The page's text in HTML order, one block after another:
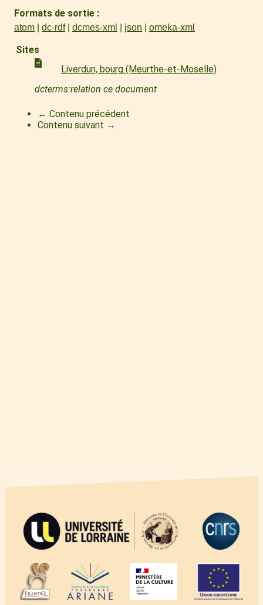
Formats de sortie
atom dc-rdf dcmes-xml json omeka-xml
Sites
Liverdun, bourg (Meurthe-et-Moselle)
dcterms:relation ce document
← Contenu précédent
Contenu suivant →